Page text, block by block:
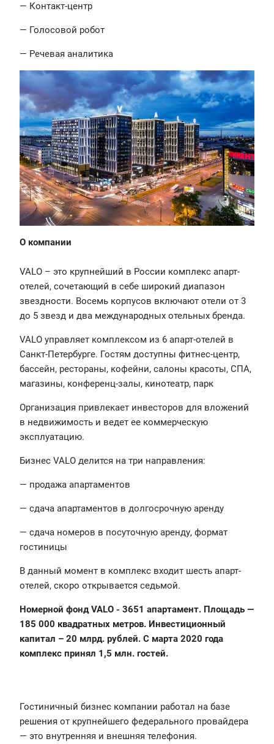
— Контакт-центр
— Голосовой робот
— Речевая аналитика
О компании
VALO – это крупнейший в России комплекс апарт-
отелей, сочетающий в себе широкий диапазон
звездности. Восемь корпусов включают отели от 3
до 5 звезд и два международных отельных бренда.
VALO управляет комплексом из 6 апарт-отелей в
Санкт-Петербурге. Гостям доступны фитнес-центр,
бассейн, рестораны, кофейни, салоны красоты, СПА,
магазины, конференц-залы, кинотеатр, парк
Организация привлекает инвесторов для вложений
в недвижимость и ведет ее коммерческую
эксплуатацию.
Бизнес VALO делится на три направления:
— продажа апартаментов
— сдача апартаментов в долгосрочную аренду
— сдача номеров в посуточную аренду, формат
гостиницы
В данный момент в комплекс входит шесть апарт-
отелей, скоро открывается седьмой.
Номерной фонд VALO - 3651 апартамент. Площадь —
185 000 квадратных метров. Инвестиционный
капитал – 20 млрд. рублей. С марта 2020 года
комплекс принял 1,5 млн. гостей.
Гостиничный бизнес компании работал на базе
решения от крупнейшего федерального провайдера
— это внутренняя и внешняя телефония.